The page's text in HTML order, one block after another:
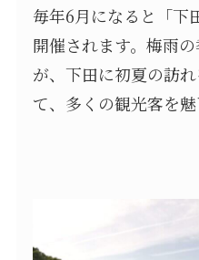
毎年6月になると「下
開催されます。梅雨
が、下田に初夏の訪
て、多くの観光客を魅